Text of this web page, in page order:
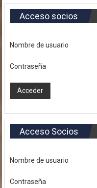
Acceso socios
Nombre de usuario
Contraseña
Acceso Socios
Nombre de usuario
Contraseña